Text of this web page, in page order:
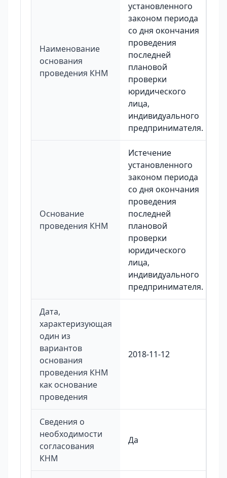
Наименование
основания
проведения КНМ
установленного
законом периода
со дня окончания
проведения
последней
плановой
проверки
юридического
лица,
индивидуального
предпринимателя.
Основание
проведения КНМ
Истечение
установленного
законом периода
со дня окончания
проведения
последней
плановой
проверки
юридического
лица,
индивидуального
предпринимателя.
Дата,
характеризующая
один из
вариантов
основания
проведения КНМ
как основание
проведения
2018-11-12
Сведения о
необходимости
согласования
КНМ
Да